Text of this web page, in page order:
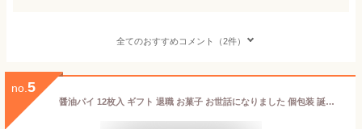
全てのおすすめコメント（2件）
no. 5
醤油パイ 12枚入 ギフト 退職 お菓子 お世話になりました 個包装 誕生日 産休 おしゃれ 大量 プチギフト お礼 内祝い 異動 誕生日プレゼント 挨拶 よろしくお願いします スイーツ ありがとう 人気 結婚 お供え お供え物 法事 日持ち リーフパイ しょうゆパイ